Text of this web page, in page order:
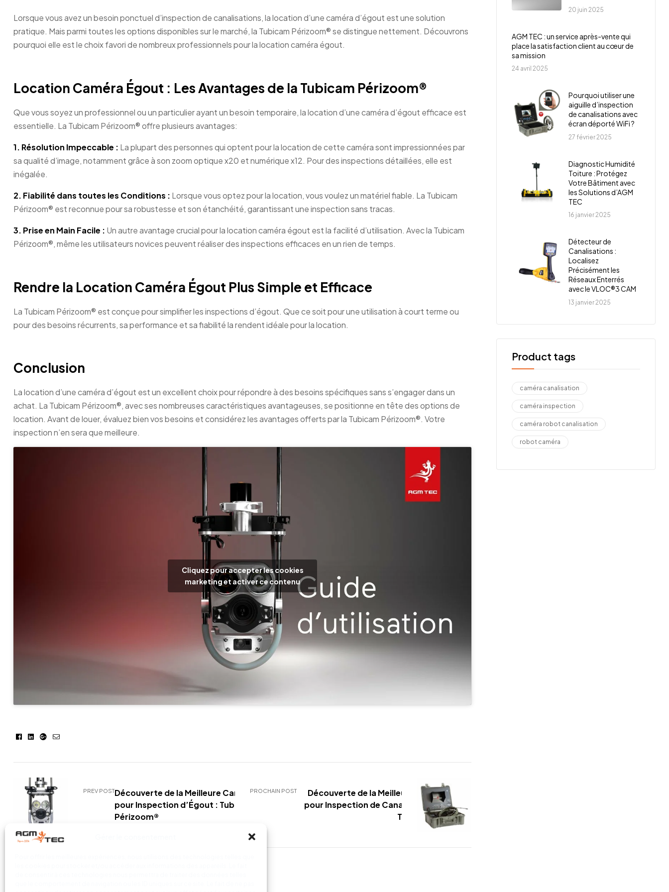
Lorsque vous avez un besoin ponctuel d’inspection de canalisations, la location d’une caméra d’égout est une solution
pratique. Mais parmi toutes les options disponibles sur le marché, la Tubicam Périzoom® se distingue nettement. Découvrons
pourquoi elle est le choix favori de nombreux professionnels pour la location caméra égout.
Location Caméra Égout : Les Avantages de la Tubicam Périzoom®
Que vous soyez un professionnel ou un particulier ayant un besoin temporaire, la location d’une caméra d’égout efficace est
essentielle. La Tubicam Périzoom® offre plusieurs avantages:
1. Résolution Impeccable : La plupart des personnes qui optent pour la location de cette caméra sont impressionnées par
sa qualité d’image, notamment grâce à son zoom optique x20 et numérique x12. Pour des inspections détaillées, elle est
inégalée.
2. Fiabilité dans toutes les Conditions : Lorsque vous optez pour la location, vous voulez un matériel fiable. La Tubicam
Périzoom® est reconnue pour sa robustesse et son étanchéité, garantissant une inspection sans tracas.
3. Prise en Main Facile : Un autre avantage crucial pour la location caméra égout est la facilité d’utilisation. Avec la Tubicam
Périzoom®, même les utilisateurs novices peuvent réaliser des inspections efficaces en un rien de temps.
Rendre la Location Caméra Égout Plus Simple et Efficace
La Tubicam Périzoom® est conçue pour simplifier les inspections d’égout. Que ce soit pour une utilisation à court terme ou
pour des besoins récurrents, sa performance et sa fiabilité la rendent idéale pour la location.
Conclusion
La location d’une caméra d’égout est un excellent choix pour répondre à des besoins spécifiques sans s’engager dans un
achat. La Tubicam Périzoom®, avec ses nombreuses caractéristiques avantageuses, se positionne en tête des options de
location. Avant de louer, évaluez bien vos besoins et considérez les avantages offerts par la Tubicam Périzoom®. Votre
inspection n’en sera que meilleure.
Cliquez pour accepter les cookies
marketing et activer ce contenu
Facebook
LinkedinGoogle+
E-
PREV POSTDécouverte de la Meilleure Caméra
pour Inspection d’Égout : Tubicam
Périzoom®
PROCHAIN POST
Découverte de la Meilleure Caméra
pour Inspection de Canalisation : La
Tubicam R22
20 juin 2025
AGM TEC : un service après-vente qui
place la satisfaction client au cœur de
sa mission
24 avril 2025
Pourquoi utiliser une
aiguille d’inspection
de canalisations avec
écran déporté WiFi ?
27 février 2025
Diagnostic Humidité
Toiture : Protégez
Votre Bâtiment avec
les Solutions d’AGM
TEC
16 janvier 2025
Détecteur de
Canalisations :
Localisez
Précisément les
Réseaux Enterrés
avec le VLOC®3 CAM
13 janvier 2025
Product tags
caméra canalisation
caméra inspection
caméra robot canalisation
robot caméra